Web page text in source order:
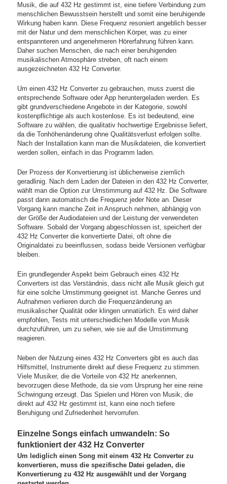
Musik, die auf 432 Hz gestimmt ist, eine tiefere Verbindung zum
menschlichen Bewusstsein herstellt und somit eine beruhigende
Wirkung haben kann. Diese Frequenz resoniert angeblich besser
mit der Natur und dem menschlichen Körper, was zu einer
entspannteren und angenehmeren Hörerfahrung führen kann.
Daher suchen Menschen, die nach einer beruhigenden
musikalischen Atmosphäre streben, oft nach einem
ausgezeichneten 432 Hz Converter.
Um einen 432 Hz Converter zu gebrauchen, muss zuerst die
entsprechende Software oder App heruntergeladen werden. Es
gibt grundverschiedene Angebote in der Kategorie, sowohl
kostenpflichtige als auch kostenlose. Es ist bedeutend, eine
Software zu wählen, die qualitativ hochwertige Ergebnisse liefert,
da die Tonhöhenänderung ohne Qualitätsverlust erfolgen sollte.
Nach der Installation kann man die Musikdateien, die konvertiert
werden sollen, einfach in das Programm laden.
Der Prozess der Konvertierung ist üblicherweise ziemlich
geradlinig. Nach dem Laden der Dateien in den 432 Hz Converter,
wählt man die Option zur Umstimmung auf 432 Hz. Die Software
passt dann automatisch die Frequenz jeder Note an. Dieser
Vorgang kann manche Zeit in Anspruch nehmen, abhängig von
der Größe der Audiodateien und der Leistung der verwendeten
Software. Sobald der Vorgang abgeschlossen ist, speichert der
432 Hz Converter die konvertierte Datei, oft ohne die
Originaldatei zu beeinflussen, sodass beide Versionen verfügbar
bleiben.
Ein grundlegender Aspekt beim Gebrauch eines 432 Hz
Converters ist das Verständnis, dass nicht alle Musik gleich gut
für eine solche Umstimmung geeignet ist. Manche Genres und
Aufnahmen verlieren durch die Frequenzänderung an
musikalischer Qualität oder klingen unnatürlich. Es wird daher
empfohlen, Tests mit unterschiedlichen Modelle von Musik
durchzuführen, um zu sehen, wie sie auf die Umstimmung
reagieren.
Neben der Nutzung eines 432 Hz Converters gibt es auch das
Hilfsmittel, Instrumente direkt auf diese Frequenz zu stimmen.
Viele Musiker, die die Vorteile von 432 Hz anerkennen,
bevorzugen diese Methode, da sie vom Ursprung her eine reine
Schwingung erzeugt. Das Spielen und Hören von Musik, die
direkt auf 432 Hz gestimmt ist, kann eine noch tiefere
Beruhigung und Zufriedenheit hervorrufen.
Einzelne Songs einfach umwandeln: So
funktioniert der 432 Hz Converter
Um lediglich einen Song mit einem 432 Hz Converter zu
konvertieren, muss die spezifische Datei geladen, die
Konvertierung zu 432 Hz ausgewählt und der Vorgang